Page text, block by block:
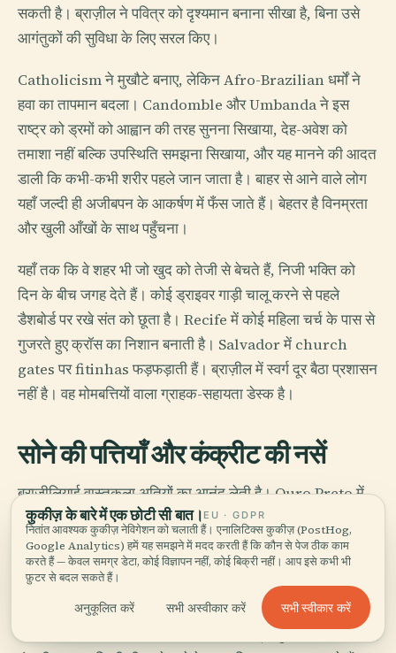
सकती है। ब्राज़ील ने पवित्र को दृश्यमान बनाना सीखा है, बिना उसे
आगंतुकों की सुविधा के लिए सरल किए।
Catholicism ने मुखौटे बनाए, लेकिन Afro-Brazilian धर्मों ने
हवा का तापमान बदला। Candomble और Umbanda ने इस
राष्ट्र को ड्रमों को आह्वान की तरह सुनना सिखाया, देह-अवेश को
तमाशा नहीं बल्कि उपस्थिति समझना सिखाया, और यह मानने की आदत
डाली कि कभी-कभी शरीर पहले जान जाता है। बाहर से आने वाले लोग
यहाँ जल्दी ही अजीबपन के आकर्षण में फँस जाते हैं। बेहतर है विनम्रता
और खुली आँखों के साथ पहुँचना।
यहाँ तक कि वे शहर भी जो खुद को तेजी से बेचते हैं, निजी भक्ति को
दिन के बीच जगह देते हैं। कोई ड्राइवर गाड़ी चालू करने से पहले
डैशबोर्ड पर रखे संत को छूता है। Recife में कोई महिला चर्च के पास से
गुजरते हुए क्रॉस का निशान बनाती है। Salvador में church
gates पर fitinhas फड़फड़ाती हैं। ब्राज़ील में स्वर्ग दूर बैठा प्रशासन
नहीं है। वह मोमबत्तियों वाला ग्राहक-सहायता डेस्क है।
सोने की पत्तियाँ और कंक्रीट की नसें
ब्राज़ीलियाई वास्तुकला अतियों का आनंद लेती है। Ouro Preto में
चर्च खड़ी सड़कों से ऐसे उठते हैं जैसे तराशी हुई लकड़ी और सुनहरी
अतिरेक में पेश की गई दलीलें हों; Aleijadinho ने soapstone और
भक्ति को एक मांसल तनाव में बदल दिया। यहाँ baroque सजावटी
फुलझड़ी नहीं है। यह चढ़ाई चढ़ता हुआ धर्म है, पसीने के साथ।
फिर बीसवीं सदी आती है और तय करती है कि वक्र, pilotis और सफेद
कुकीज़ के बारे में एक छोटी सी बात। EU · GDPR
नितांत आवश्यक कुकीज़ नेविगेशन को चलाती हैं। एनालिटिक्स कुकीज़ (PostHog,
Google Analytics) हमें यह समझने में मदद करती हैं कि कौन से पेज ठीक काम
करते हैं — केवल समग्र डेटा, कोई विज्ञापन नहीं, कोई बिक्री नहीं। आप इसे कभी भी
फ़ुटर से बदल सकते हैं।
अनुकूलित करें सभी अस्वीकार करें सभी स्वीकार करें